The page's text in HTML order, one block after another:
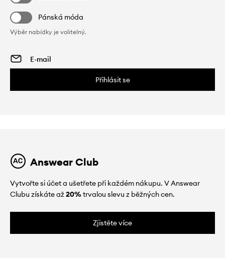
Pánská móda
Výběr nabídky je volitelný.
Přihlásit se
Answear Club
Vytvořte si účet a ušetřete při každém nákupu. V Answear
Clubu získáte až20%trvalou slevu z běžných cen.
Zjistěte více